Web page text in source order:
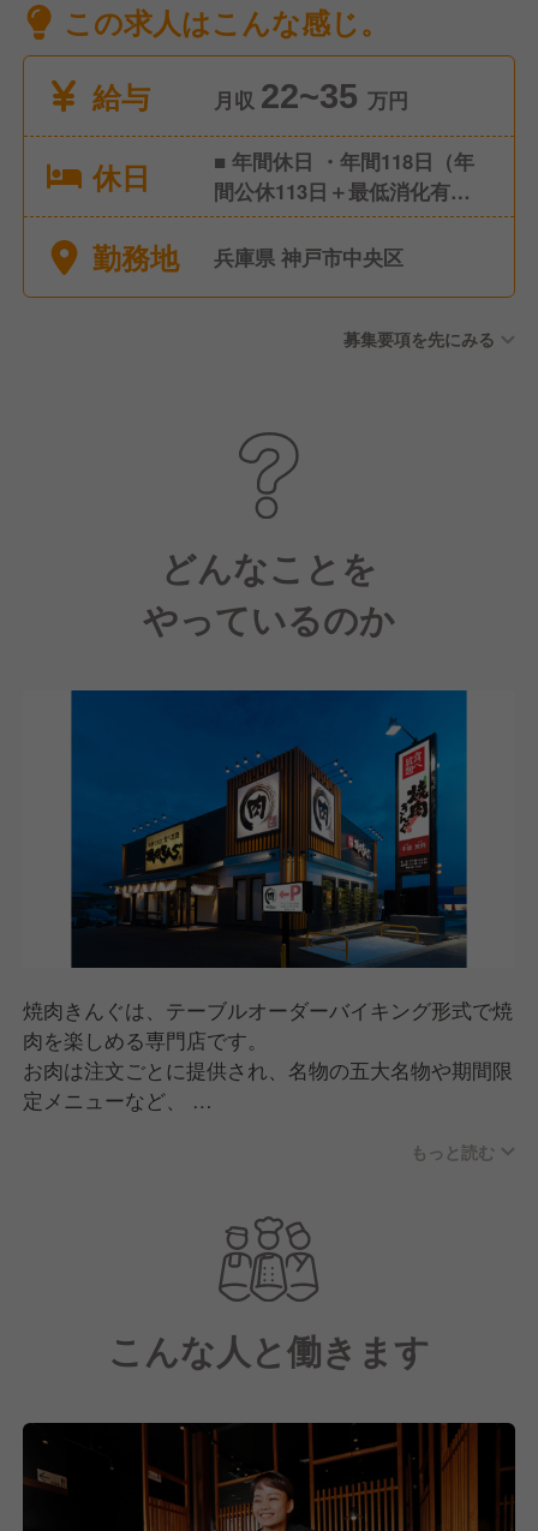
この求人はこんな感じ。
給与
月収 22~35 万円
休日
■ 年間休日 ・年間118日（年
間公休113日＋最低消化有給5
日） ・1ヶ月9休制（※2月のみ
8休） ・大晦日元旦は原則全
勤務地 兵庫県 神戸市中央区
募集要項を先にみる
どんなことを
やっているのか
焼肉きんぐは、テーブルオーダーバイキング形式で焼
肉を楽しめる専門店です。
お肉は注文ごとに提供され、名物の五大名物や期間限
定メニューなど、
スタッフが焼き方をサポートする「焼肉ポリス」な
人のあたたかさを感じる接客で、家族連れから幅広い
世代に親しまれています。
もっと読む
こんな人と働きます